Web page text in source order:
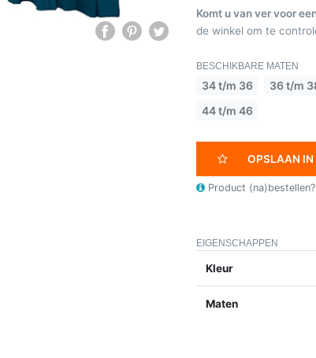
Komt u van ver voor
de winkel om te
BESCHIKBARE MATEN
34 t/m 36 36 t/m
44 t/m 46
OPSLAAN IN
Product (na)bestellen?
EIGENSCHAPPEN
Kleur
Maten